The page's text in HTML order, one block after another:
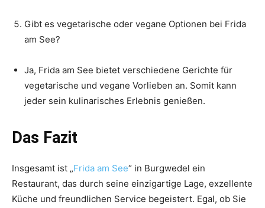
Gibt es vegetarische oder vegane Optionen bei Frida
am See?
Ja, Frida am See bietet verschiedene Gerichte für
vegetarische und vegane Vorlieben an. Somit kann
jeder sein kulinarisches Erlebnis genießen.
Das Fazit
Insgesamt ist „Frida am See“ in Burgwedel ein
Restaurant, das durch seine einzigartige Lage, exzellente
Küche und freundlichen Service begeistert. Egal, ob Sie